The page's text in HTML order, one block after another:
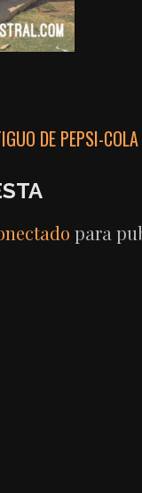
DE PEPSI-
para